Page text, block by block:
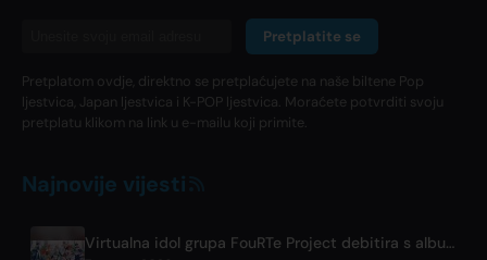
Pretplatite se
Pretplatom ovdje, direktno se pretplaćujete na naše biltene Pop
ljestvica, Japan ljestvica i K-POP ljestvica. Moraćete potvrditi svoju
pretplatu klikom na link u e-mailu koji primite.
Najnovije vijesti
Virtualna idol grupa FouRTe Project debitira s albumom 'ALL IN' u produkciji m-flo-a ☆Taku Takahashi-ja